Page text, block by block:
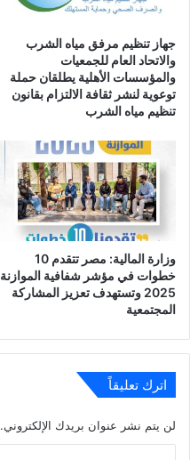
جهاز تنظيم مرفق مياه الشرب
والاتحاد العام للجمعيات
والمؤسسات الأهلية يطلقان حملة
توعوية لنشر ثقافة الالتزام بقانون
تنظيم مياه الشرب
وزارة المالية: مصر تتقدم 10
خطوات في مؤشر شفافية الموازنة
2025 وتستهدف تعزيز المشاركة
المجتمعية
اترك تعليقاً
لن يتم نشر عنوان بريدك الإلكتروني.